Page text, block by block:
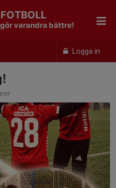
Logga in
varandra bättre!